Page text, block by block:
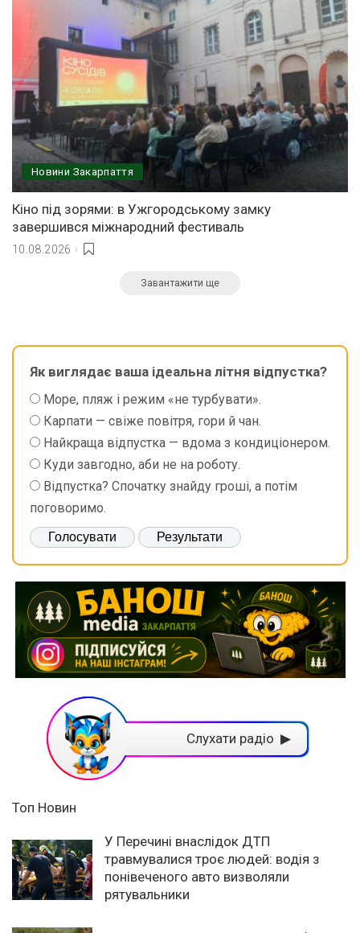
Новини Закарпаття
Кіно під зорями: в Ужгородському замку
завершився міжнародний фестиваль
10.08.2026
Завантажити ще
Як виглядає ваша ідеальна літня відпустка?
Море, пляж і режим «не турбувати».
Карпати — свіже повітря, гори й чан.
Найкраща відпустка — вдома з кондиціонером.
Куди завгодно, аби не на роботу.
Відпустка? Спочатку знайду гроші, а потім
поговоримо.
Слухати радіо ▶
Топ Новин
У Перечині внаслідок ДТП
травмувалися троє людей: водія з
понівеченого авто визволяли
рятувальники